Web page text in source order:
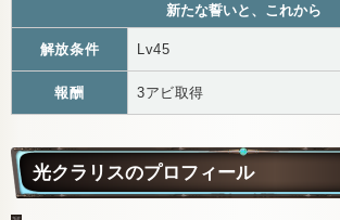
新たな誓いと、これから
解放条件 Lv45
報酬 3アビ取得
光クラリスのプロフィール